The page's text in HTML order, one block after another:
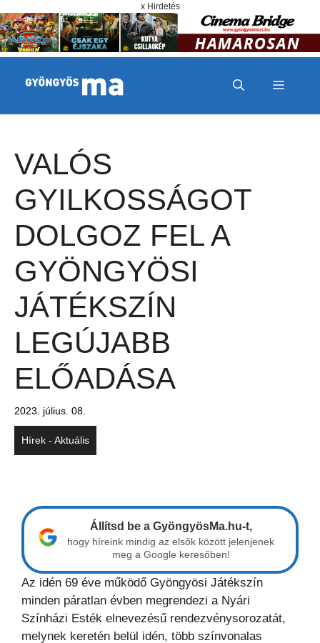
x Hirdetés
MENÜ
VALÓS
GYILKOSSÁGOT
DOLGOZ FEL A
GYÖNGYÖSI
JÁTÉKSZÍN
LEGÚJABB
ELŐADÁSA
2023. július. 08.
Hírek - Aktuális
Állítsd be a GyöngyösMa.hu-t,
hogy híreink mindig az elsők között jelenjenek
meg a Google keresőben!
Az idén 69 éve működő Gyöngyösi Játékszín
minden páratlan évben megrendezi a Nyári
Színházi Esték elnevezésű rendezvénysorozatát,
melynek keretén belül idén, több színvonalas